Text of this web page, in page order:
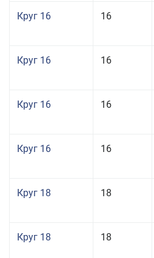
Круг 16 16
Круг 16 16
Круг 16 16
Круг 16 16
Круг 18 18
Круг 18 18